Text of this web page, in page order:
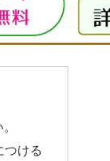
つける